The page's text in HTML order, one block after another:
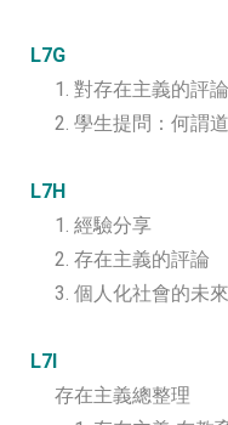
L7G
1. 對存在主義的評論
2. 學生提問：何謂
L7H
1. 經驗分享
2. 存在主義的評論
3. 個人化社會的未
L7I
存在主義總整理